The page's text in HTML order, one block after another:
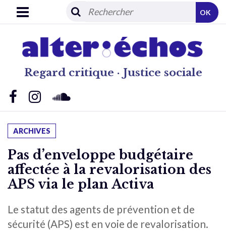
Regard critique · Justice sociale
OK
ARCHIVES
Pas d’enveloppe budgétaire
affectée à la revalorisation des
APS via le plan Activa
Le statut des agents de prévention et de
sécurité (APS) est en voie de revalorisation.